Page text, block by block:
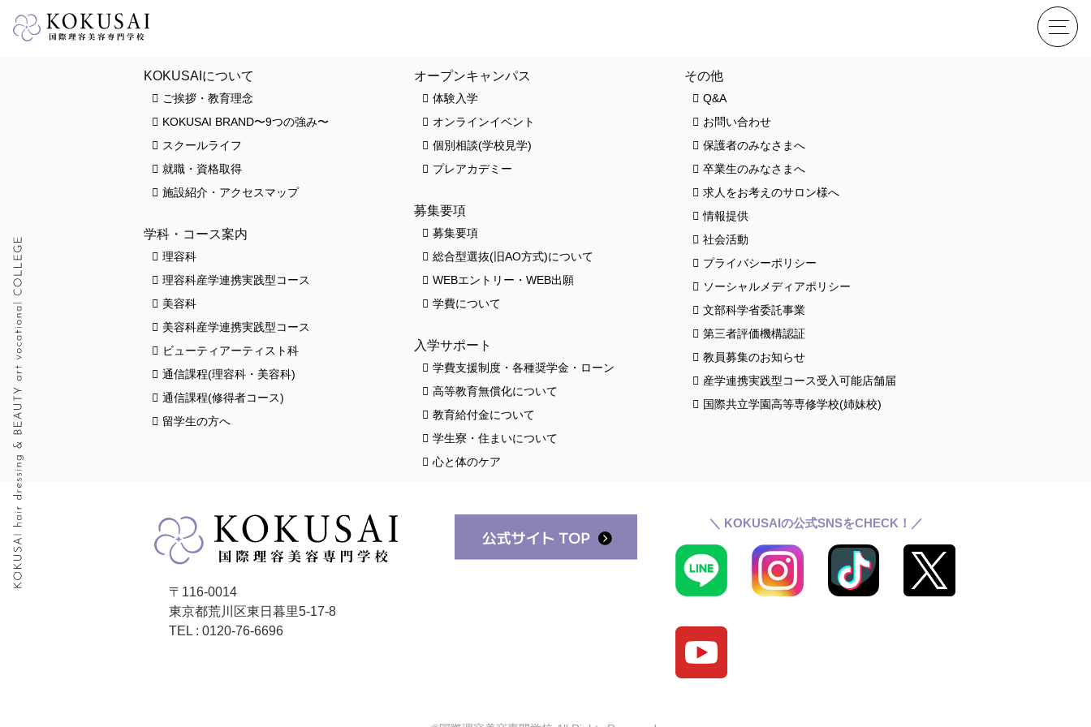
HOME
スクールライフ
クロワッサンス(卒業生の活躍)
お知らせ
KOKUSAIについて
ご挨拶・教育理念
KOKUSAI BRAND〜9つの強み〜
スクールライフ
就職・資格取得
施設紹介・アクセスマップ
学科・コース案内
理容科
理容科産学連携実践型コース
美容科
美容科産学連携実践型コース
ビューティアーティスト科
通信課程(理容科・美容科)
通信課程(修得者コース)
留学生の方へ
オープンキャンパス
体験入学
オンラインイベント
個別相談(学校見学)
プレアカデミー
募集要項
募集要項
総合型選抜(旧AO方式)について
WEBエントリー・WEB出願
学費について
入学サポート
学費支援制度・各種奨学金・ローン
高等教育無償化について
教育給付金について
学生寮・住まいについて
心と体のケア
その他
Q&A
お問い合わせ
保護者のみなさまへ
卒業生のみなさまへ
求人をお考えのサロン様へ
情報提供
社会活動
プライバシーポリシー
ソーシャルメディアポリシー
文部科学省委託事業
第三者評価機構認証
教員募集のお知らせ
産学連携実践型コース受入可能店舗届
国際共立学園高等専修学校(姉妹校)
〒116-0014
東京都荒川区東日暮里5-17-8
TEL : 0120-76-6696
＼ KOKUSAIの公式SNSをCHECK！／